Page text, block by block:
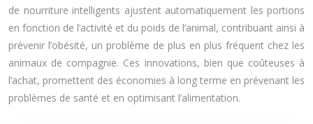
de nourriture intelligents ajustent automatiquement les portions
en fonction de l’activité et du poids de l’animal, contribuant ainsi à
prévenir l’obésité, un problème de plus en plus fréquent chez les
animaux de compagnie. Ces innovations, bien que coûteuses à
l’achat, promettent des économies à long terme en prévenant les
problèmes de santé et en optimisant l’alimentation.